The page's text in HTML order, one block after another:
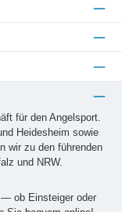
für den Angelsport.
Heidesheim sowie
wir zu den führenden
und NRW.
— ob Einsteiger oder